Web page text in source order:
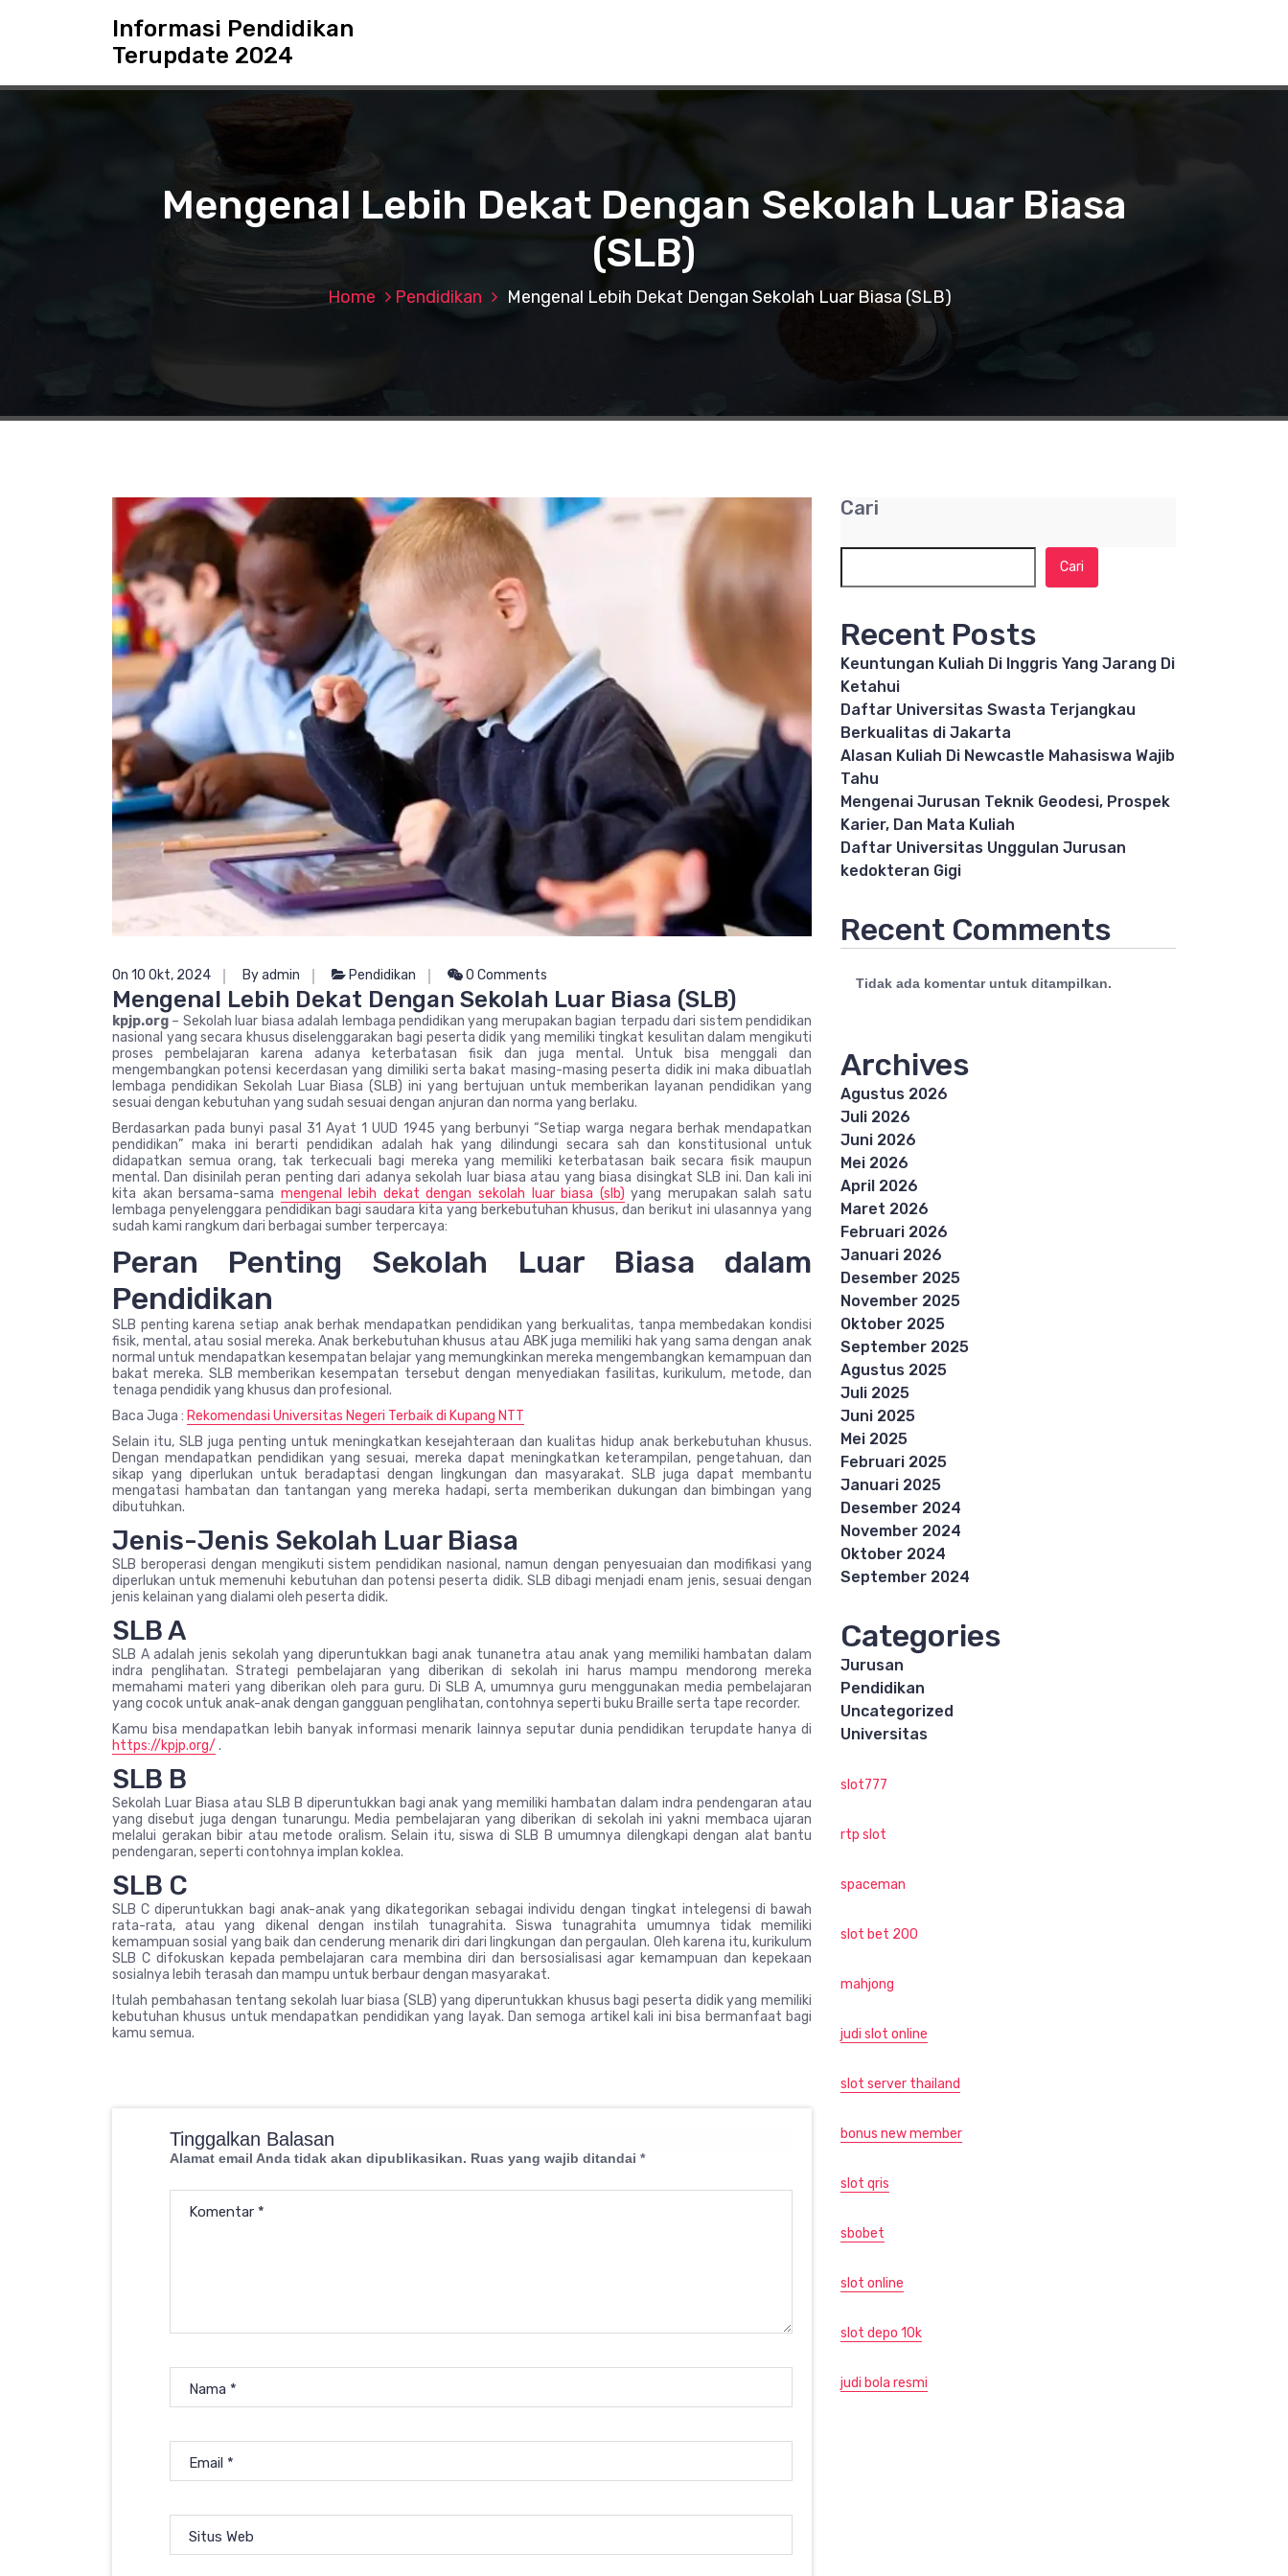
t
Informasi Pendidikan
Terupdate 2024
Mengenal Lebih Dekat Dengan Sekolah Luar Biasa
(SLB)
Home Pendidikan Mengenal Lebih Dekat Dengan Sekolah Luar Biasa (SLB)
On 10 Okt, 2024 By admin Pendidikan 0 Comments
Mengenal Lebih Dekat Dengan Sekolah Luar Biasa (SLB)
kpjp.org – Sekolah luar biasa adalah lembaga pendidikan yang merupakan bagian terpadu dari sistem pendidikan
nasional yang secara khusus diselenggarakan bagi peserta didik yang memiliki tingkat kesulitan dalam mengikuti
proses pembelajaran karena adanya keterbatasan fisik dan juga mental. Untuk bisa menggali dan
mengembangkan potensi kecerdasan yang dimiliki serta bakat masing-masing peserta didik ini maka dibuatlah
lembaga pendidikan Sekolah Luar Biasa (SLB) ini yang bertujuan untuk memberikan layanan pendidikan yang
sesuai dengan kebutuhan yang sudah sesuai dengan anjuran dan norma yang berlaku.
Berdasarkan pada bunyi pasal 31 Ayat 1 UUD 1945 yang berbunyi “Setiap warga negara berhak mendapatkan
pendidikan” maka ini berarti pendidikan adalah hak yang dilindungi secara sah dan konstitusional untuk
didapatkan semua orang, tak terkecuali bagi mereka yang memiliki keterbatasan baik secara fisik maupun
mental. Dan disinilah peran penting dari adanya sekolah luar biasa atau yang biasa disingkat SLB ini. Dan kali ini
kita akan bersama-sama mengenal lebih dekat dengan sekolah luar biasa (slb) yang merupakan salah satu
lembaga penyelenggara pendidikan bagi saudara kita yang berkebutuhan khusus, dan berikut ini ulasannya yang
sudah kami rangkum dari berbagai sumber terpercaya:
Peran Penting Sekolah Luar Biasa dalam
Pendidikan
SLB penting karena setiap anak berhak mendapatkan pendidikan yang berkualitas, tanpa membedakan kondisi
fisik, mental, atau sosial mereka. Anak berkebutuhan khusus atau ABK juga memiliki hak yang sama dengan anak
normal untuk mendapatkan kesempatan belajar yang memungkinkan mereka mengembangkan kemampuan dan
bakat mereka. SLB memberikan kesempatan tersebut dengan menyediakan fasilitas, kurikulum, metode, dan
tenaga pendidik yang khusus dan profesional.
Baca Juga : Rekomendasi Universitas Negeri Terbaik di Kupang NTT
Selain itu, SLB juga penting untuk meningkatkan kesejahteraan dan kualitas hidup anak berkebutuhan khusus.
Dengan mendapatkan pendidikan yang sesuai, mereka dapat meningkatkan keterampilan, pengetahuan, dan
sikap yang diperlukan untuk beradaptasi dengan lingkungan dan masyarakat. SLB juga dapat membantu
mengatasi hambatan dan tantangan yang mereka hadapi, serta memberikan dukungan dan bimbingan yang
dibutuhkan.
Jenis-Jenis Sekolah Luar Biasa
SLB beroperasi dengan mengikuti sistem pendidikan nasional, namun dengan penyesuaian dan modifikasi yang
diperlukan untuk memenuhi kebutuhan dan potensi peserta didik. SLB dibagi menjadi enam jenis, sesuai dengan
jenis kelainan yang dialami oleh peserta didik.
SLB A
SLB A adalah jenis sekolah yang diperuntukkan bagi anak tunanetra atau anak yang memiliki hambatan dalam
indra penglihatan. Strategi pembelajaran yang diberikan di sekolah ini harus mampu mendorong mereka
memahami materi yang diberikan oleh para guru. Di SLB A, umumnya guru menggunakan media pembelajaran
yang cocok untuk anak-anak dengan gangguan penglihatan, contohnya seperti buku Braille serta tape recorder.
Kamu bisa mendapatkan lebih banyak informasi menarik lainnya seputar dunia pendidikan terupdate hanya di
https://kpjp.org/ .
SLB B
Sekolah Luar Biasa atau SLB B diperuntukkan bagi anak yang memiliki hambatan dalam indra pendengaran atau
yang disebut juga dengan tunarungu. Media pembelajaran yang diberikan di sekolah ini yakni membaca ujaran
melalui gerakan bibir atau metode oralism. Selain itu, siswa di SLB B umumnya dilengkapi dengan alat bantu
pendengaran, seperti contohnya implan koklea.
SLB C
SLB C diperuntukkan bagi anak-anak yang dikategorikan sebagai individu dengan tingkat intelegensi di bawah
rata-rata, atau yang dikenal dengan instilah tunagrahita. Siswa tunagrahita umumnya tidak memiliki
kemampuan sosial yang baik dan cenderung menarik diri dari lingkungan dan pergaulan. Oleh karena itu, kurikulum
SLB C difokuskan kepada pembelajaran cara membina diri dan bersosialisasi agar kemampuan dan kepekaan
sosialnya lebih terasah dan mampu untuk berbaur dengan masyarakat.
Itulah pembahasan tentang sekolah luar biasa (SLB) yang diperuntukkan khusus bagi peserta didik yang memiliki
kebutuhan khusus untuk mendapatkan pendidikan yang layak. Dan semoga artikel kali ini bisa bermanfaat bagi
kamu semua.
Tinggalkan Balasan
Alamat email Anda tidak akan dipublikasikan. Ruas yang wajib ditandai *
Komentar *
Nama *
Email *
Situs Web
Cari
Cari
Recent Posts
Keuntungan Kuliah Di Inggris Yang Jarang Di
Ketahui
Daftar Universitas Swasta Terjangkau
Berkualitas di Jakarta
Alasan Kuliah Di Newcastle Mahasiswa Wajib
Tahu
Mengenai Jurusan Teknik Geodesi, Prospek
Karier, Dan Mata Kuliah
Daftar Universitas Unggulan Jurusan
kedokteran Gigi
Recent Comments
Tidak ada komentar untuk ditampilkan.
Archives
Agustus 2026
Juli 2026
Juni 2026
Mei 2026
April 2026
Maret 2026
Februari 2026
Januari 2026
Desember 2025
November 2025
Oktober 2025
September 2025
Agustus 2025
Juli 2025
Juni 2025
Mei 2025
Februari 2025
Januari 2025
Desember 2024
November 2024
Oktober 2024
September 2024
Categories
Jurusan
Pendidikan
Uncategorized
Universitas
slot777
rtp slot
spaceman
slot bet 200
mahjong
judi slot online
slot server thailand
bonus new member
slot qris
sbobet
slot online
slot depo 10k
judi bola resmi